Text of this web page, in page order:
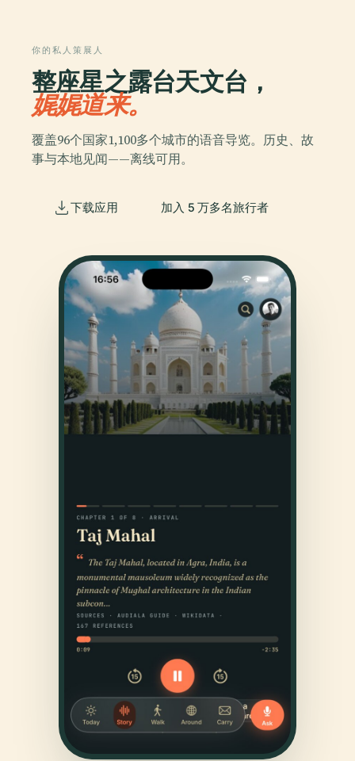
你的私人策展人
整座星之露台天文台，
娓娓道来。
覆盖96个国家1,100多个城市的语音导览。历史、故
事与本地见闻——离线可用。
下载应用 加入 5 万多名旅行者